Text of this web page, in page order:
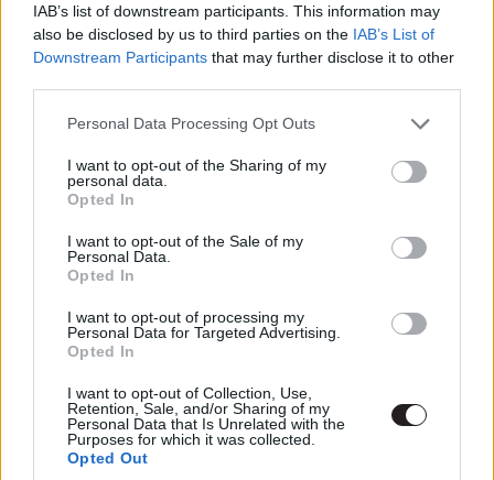
IAB’s list of downstream participants. This information may
also be disclosed by us to third parties on the IAB’s List of
Downstream Participants that may further disclose it to other
Please note that this website/app uses one or more Google
not limited to your visit or usage behaviour. You may click to
grant or deny consent to Google and its third-party tags to
use your data for below specified purposes in below Google
consent section.
Personal Data Processing Opt Outs
I want to opt-out of the Sharing of my
personal data.
Opted In
I want to opt-out of the Sale of my
Personal Data.
Opted In
I want to opt-out of processing my
Personal Data for Targeted Advertising.
Opted In
I want to opt-out of Collection, Use,
Retention, Sale, and/or Sharing of my
Personal Data that Is Unrelated with the
Purposes for which it was collected.
Opted Out
A szervezett bűnözés jegyében
érkezik a januári FilmMagazin!
FilmMagazin|2017 január 24. 12:00
Nagy 2016-os összefoglaló, 7 oldalas A
kaptár: Utolsó fejezet háttércikk és
gengszterek minden mennyiségben.
hiszen a díjszezon legnagyobb durranásai majd csak
februárban debütálnak nálunk, emiatt pedig a január egy
kicsit nyögvenyelősre sikeredett. Persze előnye is van